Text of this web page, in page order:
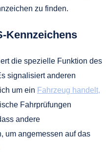
zu finden.
Kennzeichens
die spezielle Funktion des
signalisiert anderen
um ein Fahrzeug handelt,
Fahrprüfungen
andere
um angemessen auf das